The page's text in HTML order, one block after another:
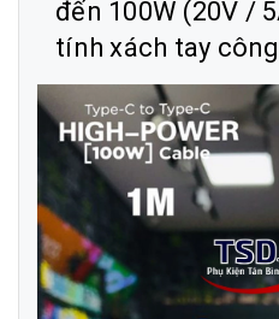
đến 100W (20V /
tính xách tay